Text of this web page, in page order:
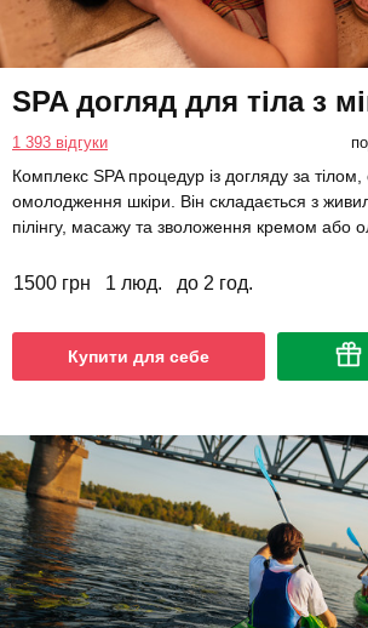
SPA догляд для тіла з
1 393 відгуки
Комплекс SPA процедур із догляду за
омолодження шкіри. Він складається з
пілінгу, масажу та зволоження кремом або
1500 грн 1 люд. до 2 год.
Купити для себе